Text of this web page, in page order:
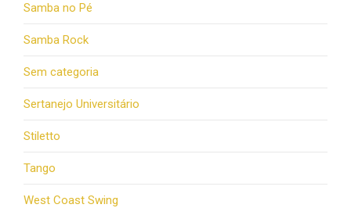
Samba no Pé
Samba Rock
Sem categoria
Sertanejo Universitário
Stiletto
Tango
West Coast Swing